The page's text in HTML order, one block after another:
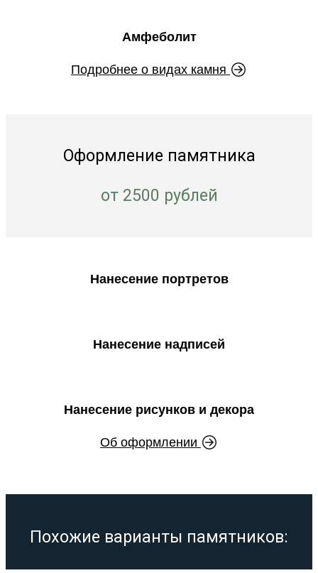
Амфеболит
Подробнее о видах камня
Оформление памятника
от 2500 рублей
Нанесение портретов
Нанесение надписей
Нанесение рисунков и декора
Об оформлении
Похожие варианты памятников: